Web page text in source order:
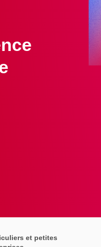
et petites